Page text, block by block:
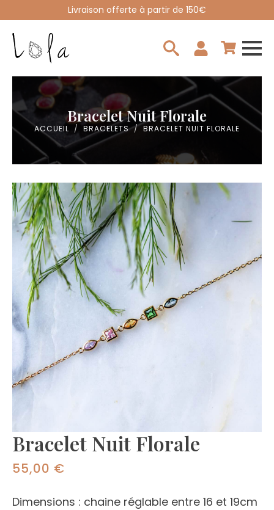
Livraison offerte à partir de 150€
Bracelet Nuit Florale
ACCUEIL BRACELETS BRACELET NUIT FLORALE
Bracelet Nuit Florale
55,00 €
Dimensions : chaine réglable entre 16 et 19cm